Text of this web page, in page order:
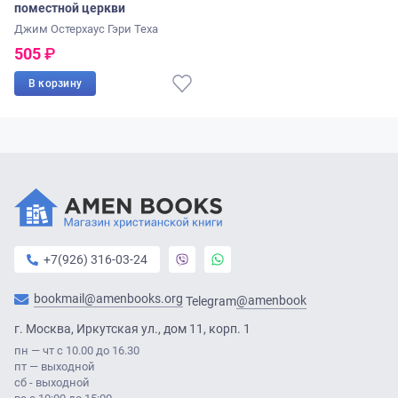
поместной церкви
Джим Остерхаус Гэри Теха
505₽
В корзину
+7(926) 316-03-24
bookmail@amenbooks.org Telegram@amenbook
г. Москва, Иркутская ул., дом 11, корп. 1
пн — чт с 10.00 до 16.30
пт — выходной
сб - выходной